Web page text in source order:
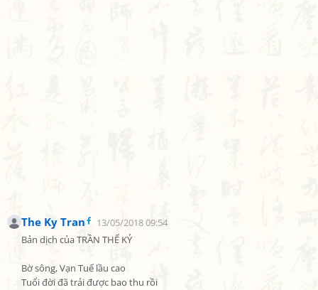
The Ky Tran
13/05/2018 09:54
Bản dịch của TRẦN THẾ KỶ
Bờ sông, Vạn Tuế lầu cao
Tuổi đời đã trải được bao thu rồi